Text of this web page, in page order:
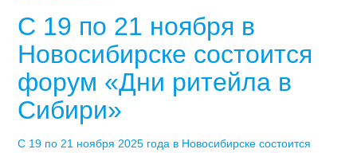
С 19 по 21 ноября в
Новосибирске состоится
форум «Дни ритейла в
Сибири»
С 19 по 21 ноября 2025 года в Новосибирске состоится